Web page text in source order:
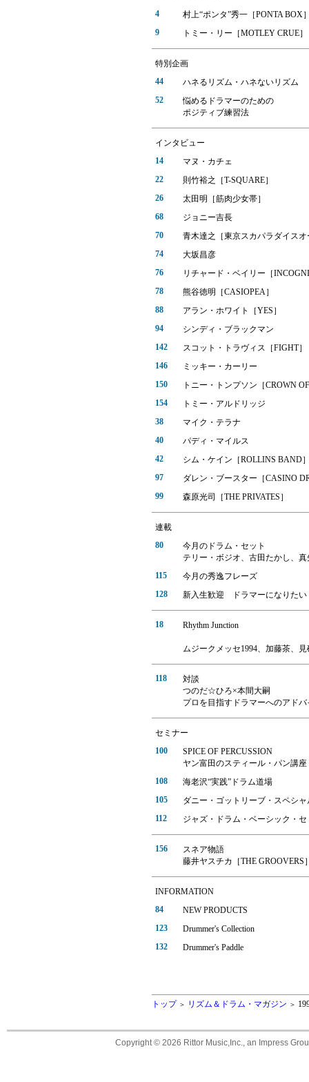
4
村上“ポンタ”秀一［PONTA BOX
9
トミー・リー［MOTLEY CRUE］
特別企画
44
ハネるリズム・ハネないリズム
52
悩めるドラマーのための
ポジティブ練習法
インタビュー
14
マヌ・カチェ
22
則竹裕之［T-SQUARE］
26
太田明［筋肉少女帯］
68
ジョニー吉長
70
青木達之［東京スカパラダイス
74
大坂昌彦
76
リチャード・ベイリー［
78
熊谷徳明［CASIOPEA］
88
アラン・ホワイト［YES］
94
シンディ・ブラックマン
142
スコット・トラヴィス［FIGHT］
146
ミッキー・カーリー
150
トニー・トンプソン［CROWN
154
トミー・アルドリッジ
38
マイク・テラナ
40
パディ・マイルス
42
シム・ケイン［ROLLINS BAND
97
ダレン・ブースター［CASINO
99
森原光司［THE PRIVATES］
連載
80
今月のドラム・セット
テリー・ボジオ、古田たかし、
115
今月の秀逸フレーズ
128
新入生歓迎 ドラマーになりたい
18 Rhythm Junction
ムジークメッセ1994、加藤茶、
118
対談
つのだ☆ひろ×本間大嗣
プロを目指すドラマーへのアドバ
セミナー
100
SPICE OF PERCUSSION
ヤン富田のスティール・パン講座
108
海老沢“実践”ドラム道場
105
ダニー・ゴットリーブ・スペシ
112
ジャズ・ドラム・ベーシック・セ
156
スネア物語
藤井ヤスチカ［THE GROOVERS
INFORMATION
84
NEW PRODUCTS
123
Drummer's Collection
132
Drummer's Paddle
トップ ＞ リズム＆ドラム・マガジン ＞
Copyright © 2026 Rittor Music,Inc., an Impress